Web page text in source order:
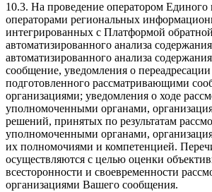
10.3. На проведение оператором Единого
операторами региональных
интегрированных с Платформой
автоматизированного анализа
автоматизированного анализа
сообщение, уведомления о
подготовленного рассматривающими
организациями; уведомления о ходе
уполномоченными органами,
решений, принятых по результатам
уполномоченными органами,
их полномочиями и компетенцией.
осуществляются с целью оценки
всесторонности и своевременности
организациями Вашего сообщения.